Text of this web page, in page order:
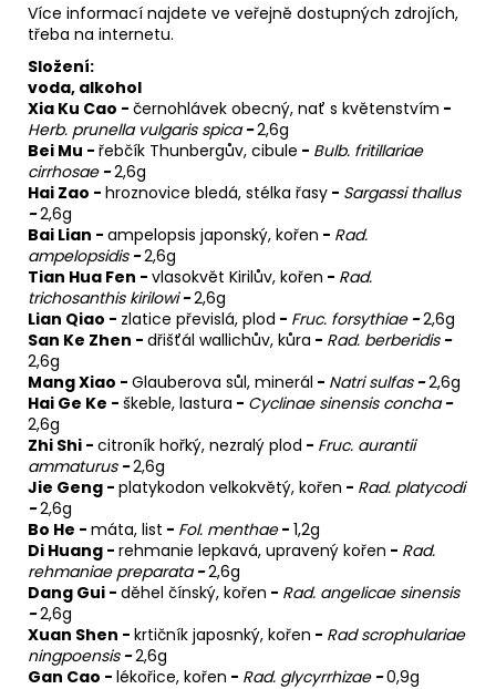
Více informací najdete ve veřejně dostupných zdrojích,
třeba na internetu.
Složení:
voda, alkohol
Xia Ku Cao - černohlávek obecný, nať s květenstvím -
Herb. prunella vulgaris spica-2,6g
Bei Mu - řebčík Thunbergův, cibule - Bulb. fritillariae
cirrhosae-2,6g
Hai Zao - hroznovice bledá, stélka řasy - Sargassi thallus
-2,6g
Bai Lian - ampelopsis japonský, kořen - Rad.
ampelopsidis-2,6g
Tian Hua Fen - vlasokvět Kirilův, kořen - Rad.
trichosanthis kirilowi-2,6g
Lian Qiao - zlatice převislá, plod - Fruc. forsythiae-2,6g
San Ke Zhen - dřišťál wallichův, kůra - Rad. berberidis-
2,6g
Mang Xiao - Glauberova sůl, minerál - Natri sulfas-2,6g
Hai Ge Ke - škeble, lastura - Cyclinae sinensis concha-
2,6g
Zhi Shi - citroník hořký, nezralý plod - Fruc. aurantii
ammaturus-2,6g
Jie Geng - platykodon velkokvětý, kořen - Rad. platycodi
-2,6g
Bo He - máta, list - Fol. menthae- 1,2g
Di Huang - rehmanie lepkavá, upravený kořen - Rad.
rehmaniae preparata-2,6g
Dang Gui - děhel čínský, kořen - Rad. angelicae sinensis
-2,6g
Xuan Shen - krtičník japosnký, kořen - Rad scrophulariae
ningpoensis-2,6g
Gan Cao - lékořice, kořen - Rad. glycyrrhizae-0,9g